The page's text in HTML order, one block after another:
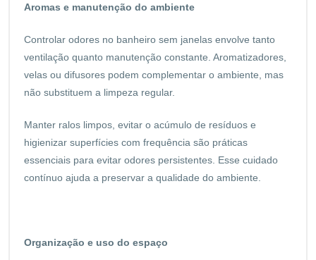
Aromas e manutenção do ambiente
Controlar odores no banheiro sem janelas envolve tanto
ventilação quanto manutenção constante. Aromatizadores,
velas ou difusores podem complementar o ambiente, mas
não substituem a limpeza regular.
Manter ralos limpos, evitar o acúmulo de resíduos e
higienizar superfícies com frequência são práticas
essenciais para evitar odores persistentes. Esse cuidado
contínuo ajuda a preservar a qualidade do ambiente.
Organização e uso do espaço